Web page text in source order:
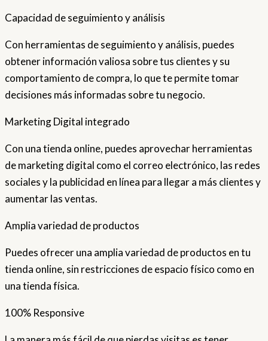
Capacidad de seguimiento y análisis
Con herramientas de seguimiento y análisis, puedes
obtener información valiosa sobre tus clientes y su
comportamiento de compra, lo que te permite tomar
decisiones más informadas sobre tu negocio.
Marketing Digital integrado
Con una tienda online, puedes aprovechar herramientas
de marketing digital como el correo electrónico, las redes
sociales y la publicidad en línea para llegar a más clientes y
aumentar las ventas.
Amplia variedad de productos
Puedes ofrecer una amplia variedad de productos en tu
tienda online, sin restricciones de espacio físico como en
una tienda física.
100% Responsive